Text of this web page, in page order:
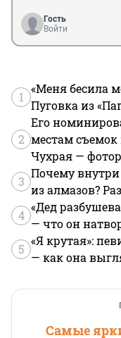
Гость
Войти
1
«Меня бесила
Пуговка из
2
Его
местам съемок
Чухрая —
3
Почему
из алмазов?
4
«Дед
— что он
5
«Я крутая»:
— как она
Самые